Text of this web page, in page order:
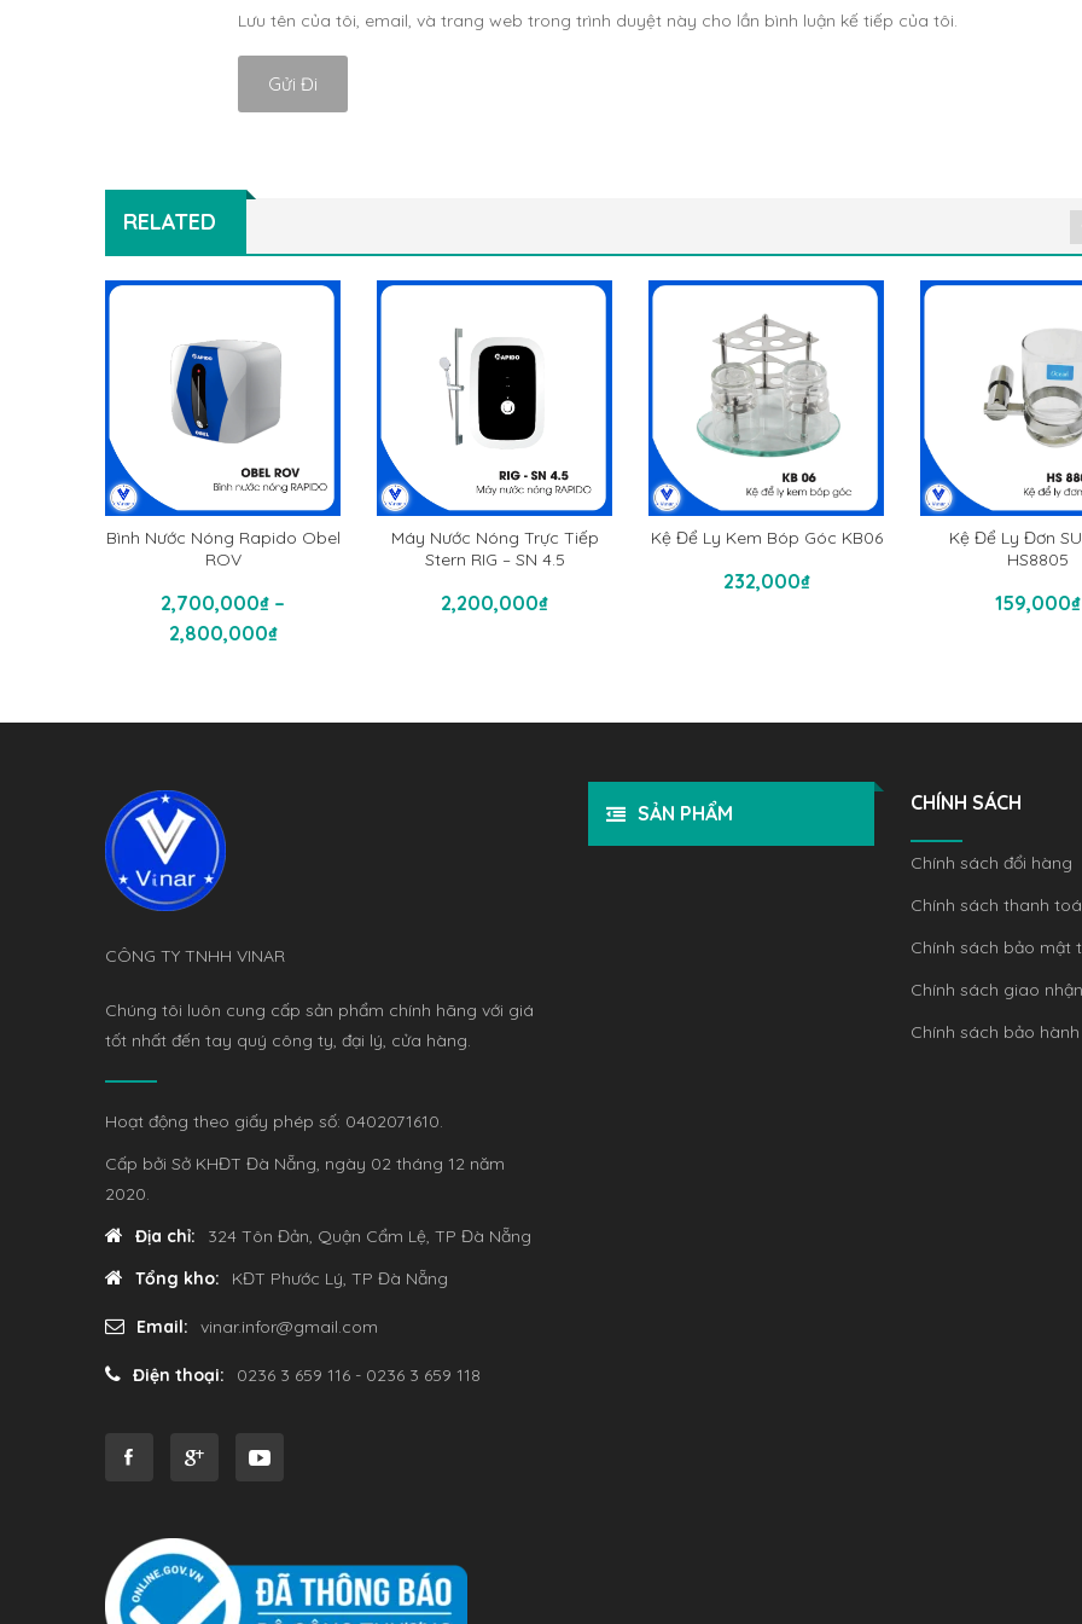
Lưu tên của tôi, email, và trang web trong trình duyệt này cho lần bình luận kế tiếp của tôi.
RELATED
Bình Nước Nóng Rapido Obel
ROV
2,700,000₫ –
2,800,000₫Khoảng
2,700,000₫
Chọn
Máy Nước Nóng Trực Tiếp
Stern RIG – SN 4.5
2,200,000₫
Thêm Vào Giỏ Hàng
Kệ Để Ly Kem Bóp Góc KB06
232,000₫
Thêm Vào Giỏ Hàng
Kệ Để Ly Đơn
HS8805
159,000₫
Thêm Vào
CÔNG TY TNHH VINAR
Chúng tôi luôn cung cấp sản phẩm chính hãng với giá
tốt nhất đến tay quý công ty, đại lý, cửa hàng.
Hoạt động theo giấy phép số: 0402071610.
Cấp bởi Sở KHĐT Đà Nẵng, ngày 02 tháng 12 năm
2020.
Địa chỉ:
324 Tôn Đản, Quận Cẩm Lệ, TP Đà Nẵng
Tổng kho:
KĐT Phước Lý, TP Đà Nẵng
Email: vinar.infor@gmail.com
Điện thoại: 0236 3 659 116 - 0236 3 659 118
SẢN PHẨM CHÍNH SÁCH
Chính sách đổi hàng
Chính sách thanh
Chính sách bảo mật
Chính sách giao
Chính sách bảo hành